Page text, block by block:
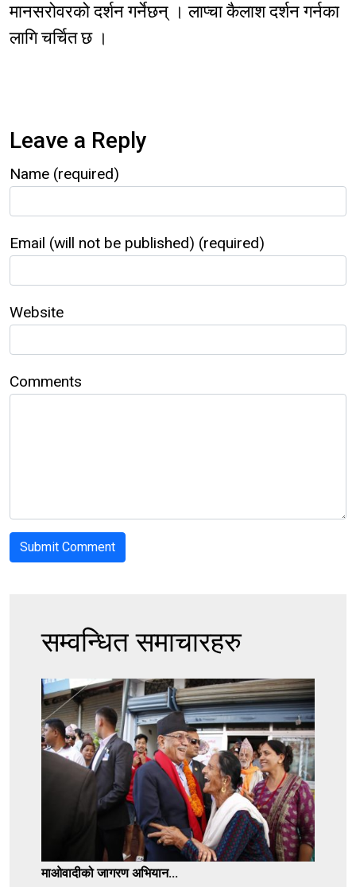
मानसरोवरको दर्शन गर्नेछन् । लाप्चा कैलाश दर्शन गर्नका
लागि चर्चित छ ।
Leave a Reply
Name (required)
Email (will not be published) (required)
Website
Comments
सम्वन्धित समाचारहरु
माओवादीको जागरण अभियान...